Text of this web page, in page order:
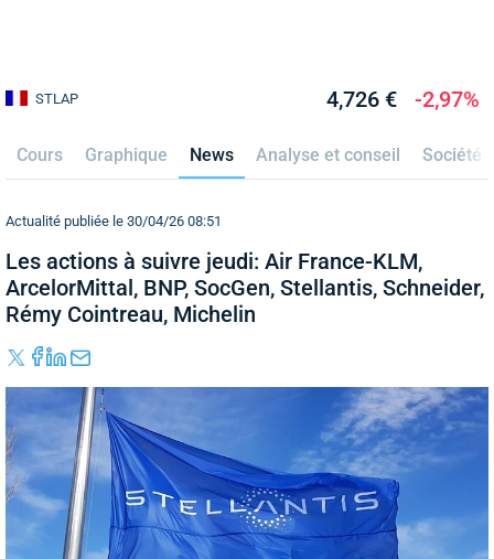
STLAP 4,726 € -2,97%
Cours Graphique News Analyse et conseil Société
Actualité publiée le 30/04/26 08:51
Les actions à suivre jeudi: Air France-KLM,
ArcelorMittal, BNP, SocGen, Stellantis, Schneider,
Rémy Cointreau, Michelin